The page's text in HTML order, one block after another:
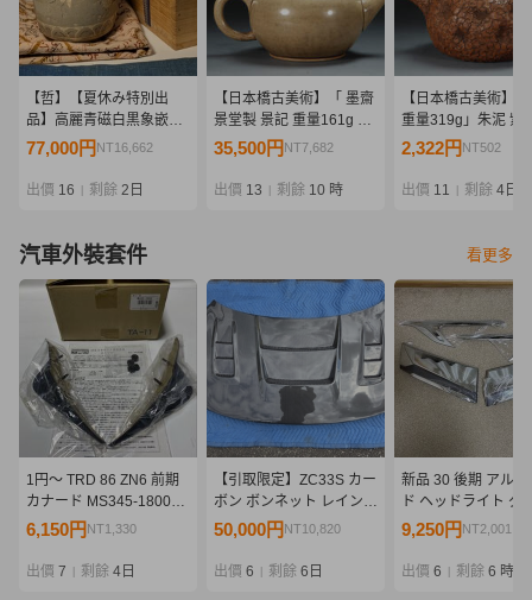
【哲】【夏休み特別出
品】高麗青磁白黒象嵌蜂
と菊花文筒茶碗（高麗時
77,000円 NT16,662
出價 16 剩餘 2日
【日本橋古美術】「 墨齋
景堂製 景記 重量161g 」
朱泥 紫砂 壺 宜興 紫砂 壷
水平 清 明 紫砂壺 紫砂壷
35,500円 NT7,682
出價 13 剩餘 10 時
【日本橋古美術】
重量319g」朱泥 紫
宜興 紫砂 壷 茶壺
砂壺 紫砂壷 茶道具
2,322円 NT502
出價 11 剩餘 4日
汽車外裝套件 看更多
1円～ TRD 86 ZN6 前期
カナード MS345-18004
未使用
6,150円 NT1,330
出價 7 剩餘 4日
【引取限定】ZC33S カー
ボン ボンネット レインカ
バー付き グッドガン
50,000円 NT10,820
出價 6 剩餘 6日
新品 30 後期 アルフ
ド ヘッドライト グ
社外 ガーニッシュ
9,250円 NT2,001
出價 6 剩餘 6 時